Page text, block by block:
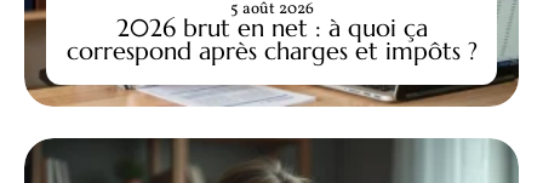
2026 brut en net : à quoi ça
correspond après charges et impôts ?
5 août 2026